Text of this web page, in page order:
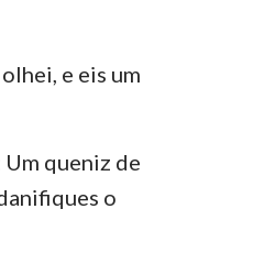
e eis um
queniz de
o